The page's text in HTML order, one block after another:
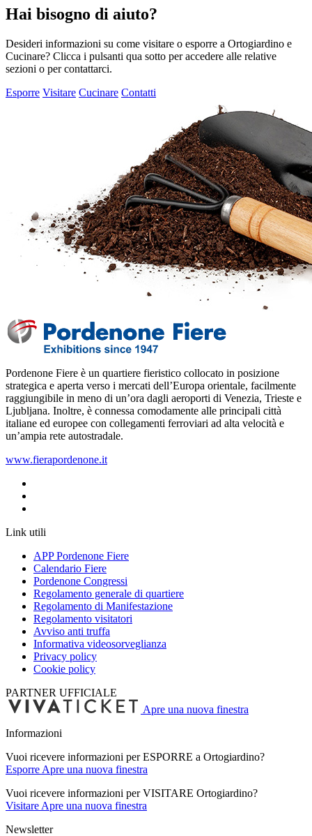
Hai bisogno di aiuto?
Desideri informazioni su come visitare o esporre a Ortogiardino e
Cucinare? Clicca i pulsanti qua sotto per accedere alle relative
sezioni o per contattarci.
Esporre Visitare Cucinare Contatti
Pordenone Fiere è un quartiere fieristico collocato in posizione
strategica e aperta verso i mercati dell’Europa orientale, facilmente
raggiungibile in meno di un’ora dagli aeroporti di Venezia, Trieste e
Ljubljana‎. Inoltre, è connessa comodamente alle principali città
italiane ed europee con collegamenti ferroviari ad alta velocità e
un’ampia rete autostradale.
www.fierapordenone.it
Link utili
APP Pordenone Fiere
Calendario Fiere
Pordenone Congressi
Regolamento generale di quartiere
Regolamento di Manifestazione
Regolamento visitatori
Avviso anti truffa
Informativa videosorveglianza
Privacy policy
Cookie policy
PARTNER UFFICIALE
Apre una nuova finestra
Informazioni
Vuoi ricevere informazioni per ESPORRE a Ortogiardino?
Esporre Apre una nuova finestra
Vuoi ricevere informazioni per VISITARE Ortogiardino?
Visitare Apre una nuova finestra
Newsletter